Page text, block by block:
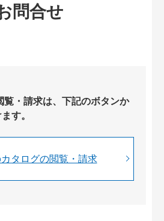
問合せ
・請求は、下記のボタンか
す。
タログの閲覧・請求